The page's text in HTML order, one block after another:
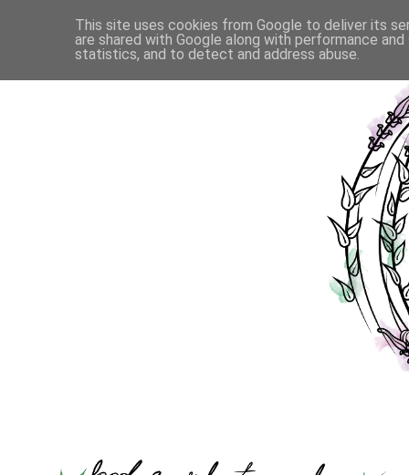
This site uses cookies from Google to deliver its
are shared with Google along with performance
statistics, and to detect and address abuse.